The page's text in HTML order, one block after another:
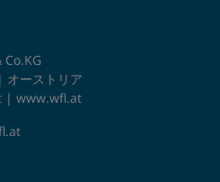
ーストリア
| www.wfl.at